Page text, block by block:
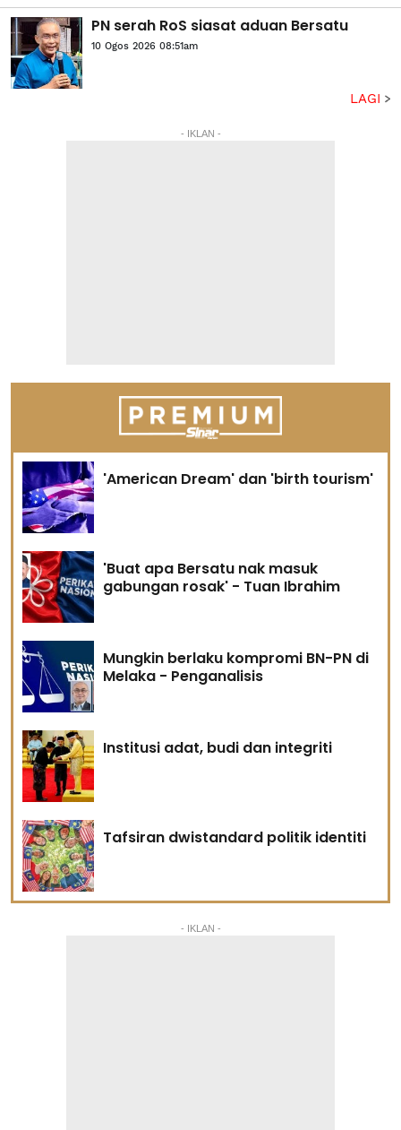
PN serah RoS siasat aduan Bersatu
10 Ogos 2026 08:51am
LAGI
- IKLAN -
'American Dream' dan 'birth tourism'
'Buat apa Bersatu nak masuk
gabungan rosak' - Tuan Ibrahim
Mungkin berlaku kompromi BN-PN di
Melaka - Penganalisis
Institusi adat, budi dan integriti
Tafsiran dwistandard politik identiti
- IKLAN -